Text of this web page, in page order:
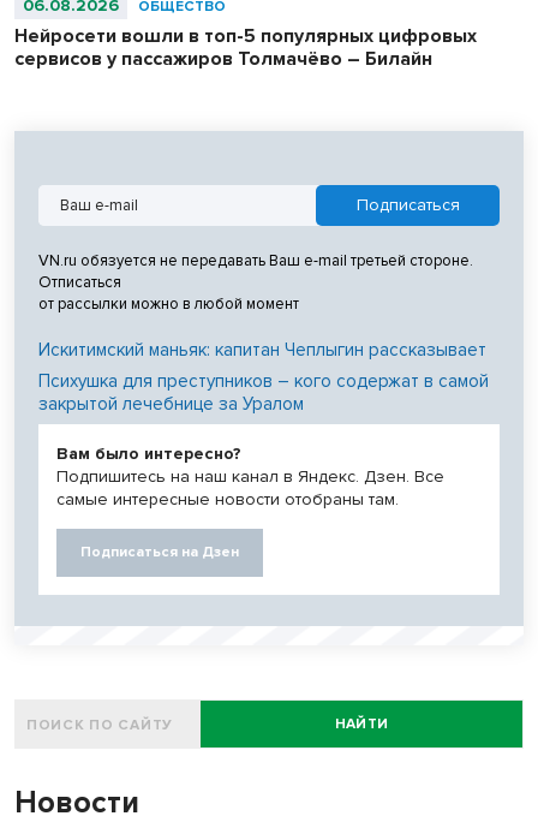
06.08.2026 ОБЩЕСТВО
Нейросети вошли в топ-5 популярных цифровых
сервисов у пассажиров Толмачёво – Билайн
VN.ru обязуется не передавать Ваш e-mail третьей стороне.
Отписаться
от рассылки можно в любой момент
Искитимский маньяк: капитан Чеплыгин рассказывает
Психушка для преступников – кого содержат в самой
закрытой лечебнице за Уралом
Вам было интересно?
Подпишитесь на наш канал в Яндекс. Дзен. Все
самые интересные новости отобраны там.
Подписаться на Дзен
НАЙТИ
Новости